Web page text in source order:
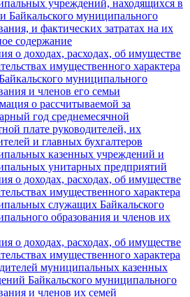
учреждений, находящихся в
Байкальского муниципального
и фактических затратах на их
содержание
о доходах, расходах, об имуществе
имущественного характера
муниципального
и членов его семьи
о рассчитываемой за
год среднемесячной
плате руководителей, их
и главных бухгалтеров
казенных учреждений и
унитарных предприятий
о доходах, расходах, об имуществе
имущественного характера
служащих Байкальского
образования и членов их
о доходах, расходах, об имуществе
имущественного характера
муниципальных казенных
Байкальского муниципального
и членов их семей